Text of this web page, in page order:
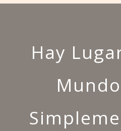
Hay